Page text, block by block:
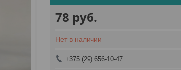
78 руб.
Нет в наличии
+375 (29) 656-10-47